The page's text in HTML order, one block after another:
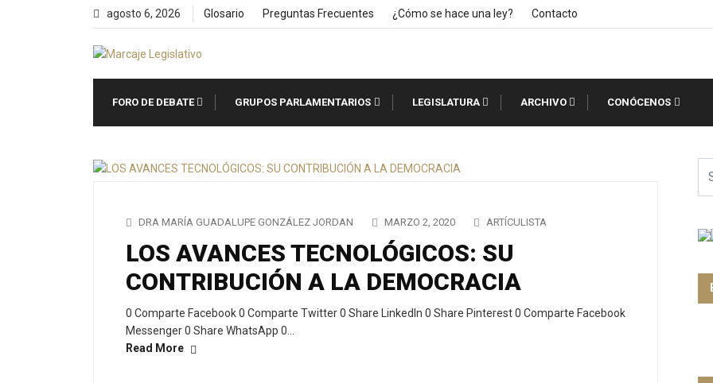
agosto 6, 2026 Glosario Preguntas Frecuentes ¿Cómo se hace una ley? Contacto
FORO DE DEBATE GRUPOS PARLAMENTARIOS LEGISLATURA ARCHIVO CONÓCENOS
DRA MARÍA GUADALUPE GONZÁLEZ JORDAN MARZO 2, 2020 ARTÍCULISTA
LOS AVANCES TECNOLÓGICOS: SU
CONTRIBUCIÓN A LA DEMOCRACIA
0 Comparte Facebook 0 Comparte Twitter 0 Share LinkedIn 0 Share Pinterest 0 Comparte Facebook
Messenger 0 Share WhatsApp 0…
Read More